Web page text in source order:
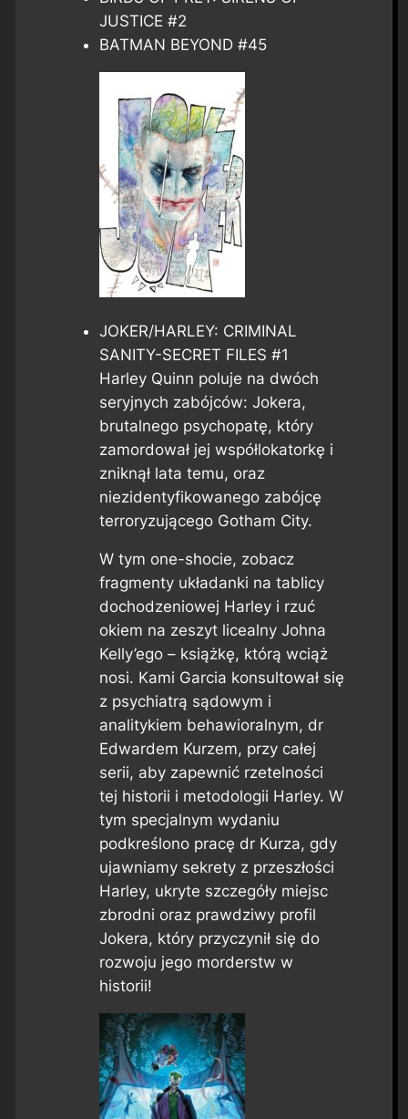
JUSTICE #2
BATMAN BEYOND #45
JOKER/HARLEY: CRIMINAL
SANITY-SECRET FILES #1
Harley Quinn poluje na dwóch
seryjnych zabójców: Jokera,
brutalnego psychopatę, który
zamordował jej współlokatorkę i
zniknął lata temu, oraz
niezidentyfikowanego zabójcę
terroryzującego Gotham City.
W tym one-shocie, zobacz
fragmenty układanki na tablicy
dochodzeniowej Harley i rzuć
okiem na zeszyt licealny Johna
Kelly’ego – książkę, którą wciąż
nosi. Kami Garcia konsultował się
z psychiatrą sądowym i
analitykiem behawioralnym, dr
Edwardem Kurzem, przy całej
serii, aby zapewnić rzetelności
tej historii i metodologii Harley. W
tym specjalnym wydaniu
podkreślono pracę dr Kurza, gdy
ujawniamy sekrety z przeszłości
Harley, ukryte szczegóły miejsc
zbrodni oraz prawdziwy profil
Jokera, który przyczynił się do
rozwoju jego morderstw w
historii!